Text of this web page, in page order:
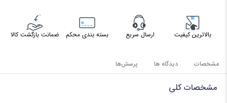
بالاترین کیفیت ارسال سریع بسته بندی محکم ضمانت بازگشت کالا
مشخصات دیدگاه ها پرسش‌ها
مشخصات کلی